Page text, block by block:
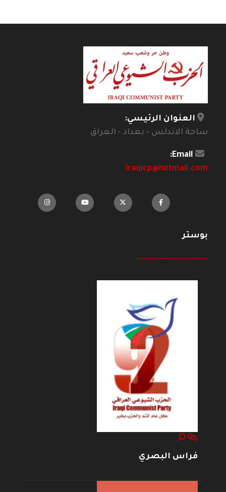
العنوان الرئيسي:
ساحة الاندلس - بغداد - العراق
Email:
iraqicp@hotmail.com
بوستر
--------------------
فراس البصري